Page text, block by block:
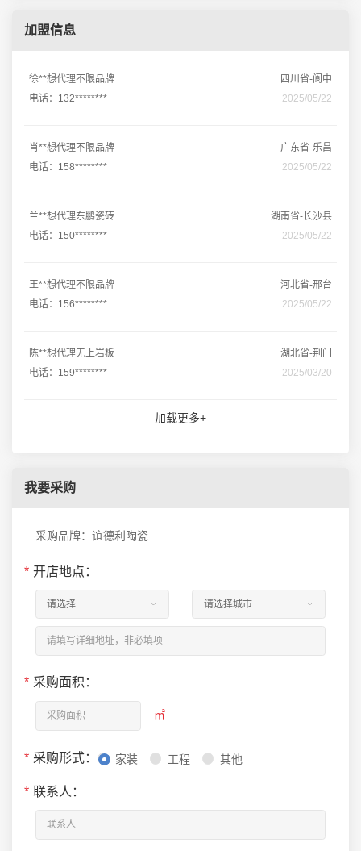
加盟信息
徐**想代理不限品牌
四川省-阆中
电话：132********
2025/05/22
肖**想代理不限品牌
广东省-乐昌
电话：158********
2025/05/22
兰**想代理东鹏瓷砖
湖南省-长沙县
电话：150********
2025/05/22
王**想代理不限品牌
河北省-邢台
电话：156********
2025/05/22
陈**想代理无上岩板
湖北省-荆门
电话：159********
2025/03/20
加载更多+
我要采购
采购品牌：谊德利陶瓷
* 开店地点：
* 采购面积：
㎡
* 采购形式： 家装 工程 其他
* 联系人：